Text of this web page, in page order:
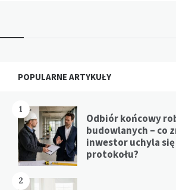
Widgets
POPULARNE ARTYKUŁY
1
Odbiór końcowy
budowlanych – co
inwestor uchyla
protokołu?
2